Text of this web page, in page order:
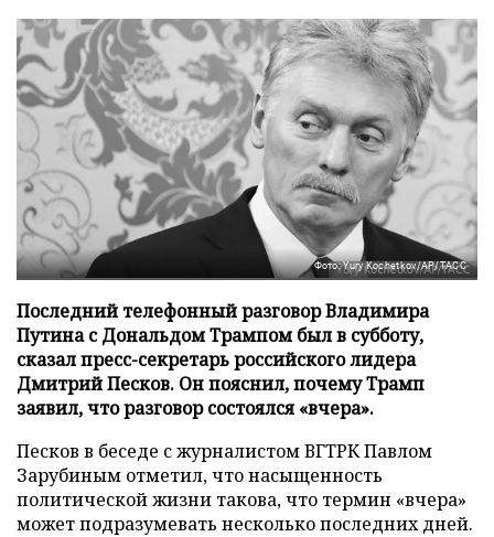
Фото: Yury Kochetkov/AP/ТАСС
Последний телефонный разговор Владимира
Путина с Дональдом Трампом был в субботу,
сказал пресс-секретарь российского лидера
Дмитрий Песков. Он пояснил, почему Трамп
заявил, что разговор состоялся «вчера».
Песков в беседе с журналистом ВГТРК Павлом
Зарубиным отметил, что насыщенность
политической жизни такова, что термин «вчера»
может подразумевать несколько последних дней.